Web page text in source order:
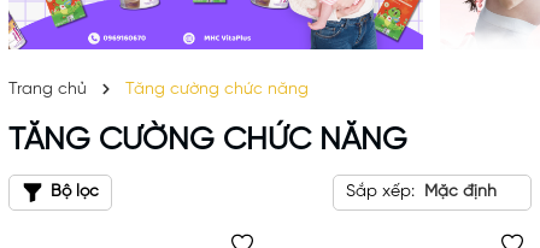
Trang chủ Tăng cường chức năng
TĂNG CƯỜNG CHỨC NĂNG
Bộ lọc Sắp xếp: Mặc định